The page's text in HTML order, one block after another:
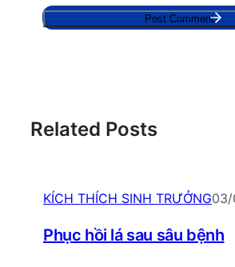
Related Posts
KÍCH THÍCH SINH TRƯỞNG
Phục hồi lá sau sâu bệnh